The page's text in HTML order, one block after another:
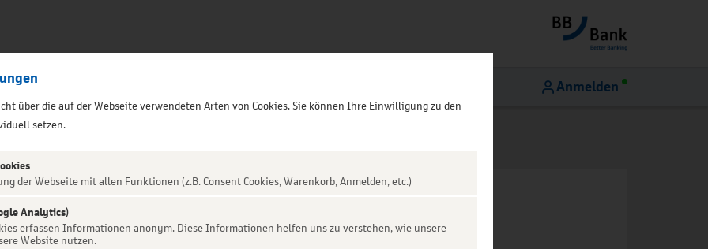
Anmelden
NICHT GEFUNDEN
über die auf der Webseite verwendeten Arten von Cookies. Sie können Ihre Einwilligung zu den
setzen.
der Webseite mit allen Funktionen (z.B. Consent Cookies, Warenkorb, Anmelden, etc.)
Analytics)
erfassen Informationen anonym. Diese Informationen helfen uns zu verstehen, wie unsere
Website nutzen.